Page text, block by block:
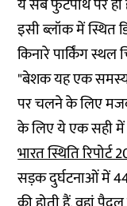
ये सब फुटपाथ पर ही
इसी ब्लॉक में स्थित
किनारे पार्किंग
"बेशक यह एक
पर चलने के लिए
के लिए ये एक सही में
भारत स्थिति रिपोर्ट
सड़क दुर्घटनाओं में